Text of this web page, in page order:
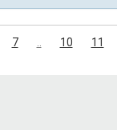
7 10 11